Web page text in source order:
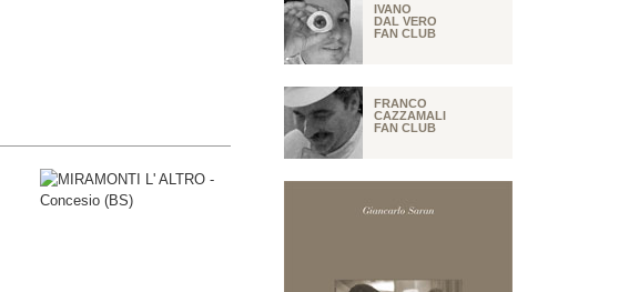
IVANO
DAL VERO
FAN CLUB
FRANCO
CAZZAMALI
FAN CLUB